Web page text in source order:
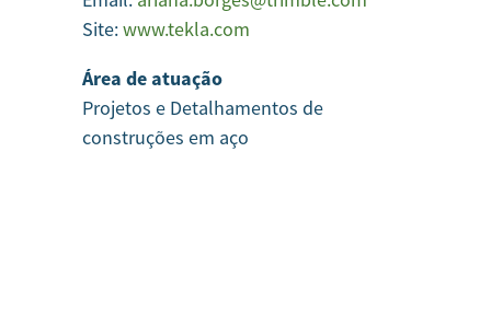
Site:www.tekla.com
Área de atuação
Projetos e Detalhamentos de
construções em aço